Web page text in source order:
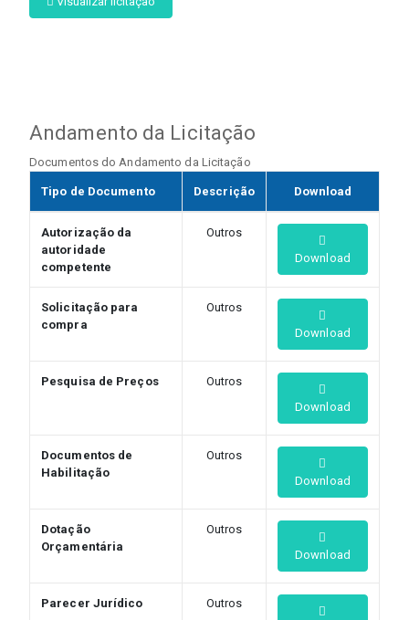
Andamento da Licitação
Documentos do Andamento da Licitação
Tipo de Documento Descrição Download
Autorização da
autoridade
competente
Outros
Download
Solicitação para
compra
Outros
Download
Pesquisa de Preços
Outros
Download
Documentos de
Habilitação
Outros
Download
Dotação
Orçamentária
Outros
Download
Parecer Jurídico
Outros